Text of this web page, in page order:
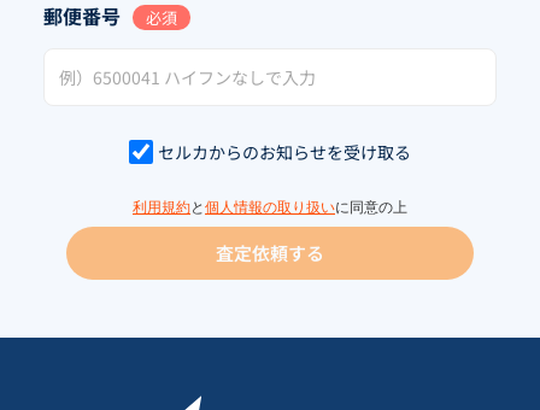
郵便番号 必須
セルカからのお知らせを受け取る
利用規約と 個人情報の取り扱いに同意の上
査定依頼する